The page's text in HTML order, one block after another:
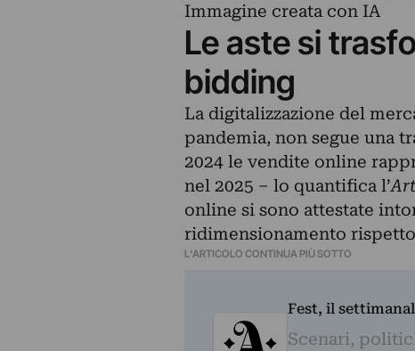
Immagine creata con IA
Le aste si
bidding
La digitalizzazione del
pandemia, non segue una
2024 le vendite online
nel 2025 – lo quantifica l’
online si sono attestate
ridimensionamento
L'ARTICOLO CONTINUA PIÙ SOTTO
Fest, il
Scenari,